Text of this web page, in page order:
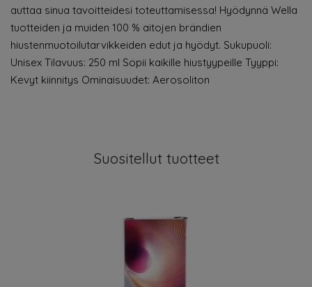
auttaa sinua tavoitteidesi toteuttamisessa! Hyödynnä Wella
tuotteiden ja muiden 100 % aitojen brändien
hiustenmuotoilutarvikkeiden edut ja hyödyt. Sukupuoli:
Unisex Tilavuus: 250 ml Sopii kaikille hiustyypeille Tyyppi:
Kevyt kiinnitys Ominaisuudet: Aerosoliton
Suositellut tuotteet